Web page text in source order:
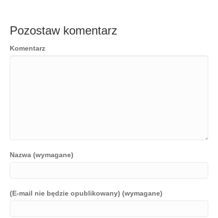
Pozostaw komentarz
Komentarz
Nazwa (wymagane)
(E-mail nie będzie opublikowany) (wymagane)